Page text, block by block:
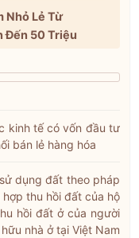
Nhỏ Lẻ Từ
Đến 50 Triệu
kinh tế có vốn đầu tư
bán lẻ hàng hóa
dụng đất theo pháp
thu hồi đất của hộ
hồi đất ở của người
nhà ở tại Việt Nam